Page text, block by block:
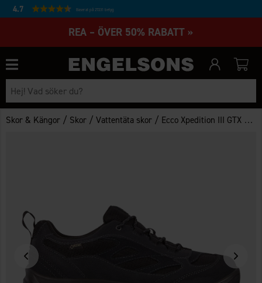
4.7 Baserat på 27231 betyg
REA – ÖVER 50% RABATT »
Skor & Kängor / Skor /Vattentäta skor / Ecco Xpedition III GTX Herr Svart